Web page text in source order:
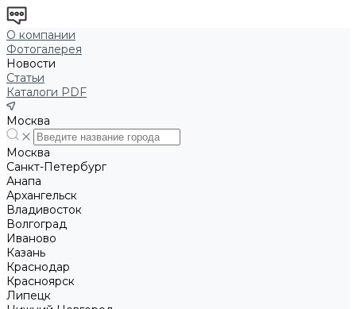
О компании
Фотогалерея
Новости
Статьи
Каталоги PDF
Москва
Москва
Санкт-Петербург
Анапа
Архангельск
Владивосток
Волгоград
Иваново
Казань
Краснодар
Красноярск
Липецк